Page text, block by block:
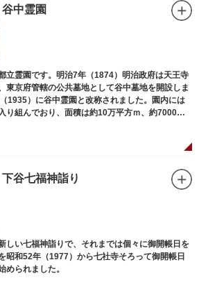
谷中霊園
立霊園です。明治7年（1874）明治政府は天王寺
東京府管轄の公共墓地として谷中墓地を開設しま
1935）に谷中霊園と改称されました。園内には
り組んでおり、面積は約10万平方ｍ、約7000基
を通る「さくら通り」は桜の名所となっていま
下谷七福神詣り
しい七福神詣りで、それまでは個々に御開帳日を
昭和52年（1977）から七社寺そろって御開帳日
められました。